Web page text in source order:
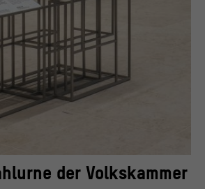
der Volkskammer